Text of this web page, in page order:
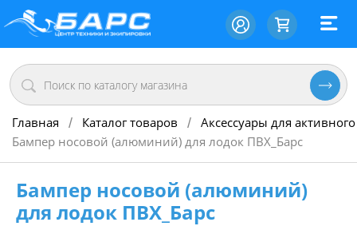
Главная / Каталог товаров / Аксессуары для
Бампер носовой (алюминий) для лодок ПВХ_Барс
Бампер носовой (алюминий)
для лодок ПВХ_Барс